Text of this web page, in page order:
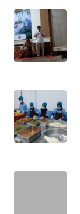
WN
LABUHANBATU
TAPANULI
TENGAH
WN DELI